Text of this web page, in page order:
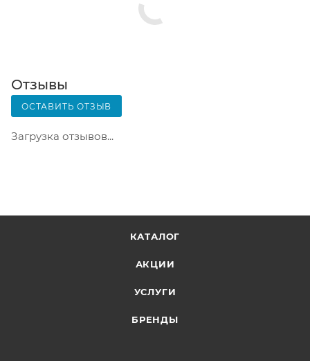
Почтовая доставка через почту России. Когда
заказ придет в отделение, на ваш адрес придет
Вскрывать коробку самостоятельно вы можете
только после оплаты заказа. Один заказ может
содержать не больше 10 позиций и его стоимость
не должна превышать 100 000 р.
Отзывы
ОСТАВИТЬ ОТЗЫВ
Загрузка отзывов...
КАТАЛОГ
АКЦИИ
УСЛУГИ
БРЕНДЫ